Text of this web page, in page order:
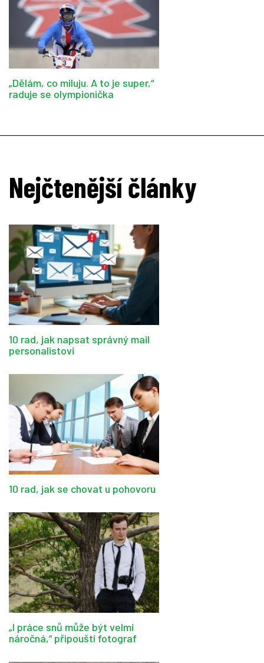
„Dělám, co miluju. A to je super,“
raduje se olympionička
Nejčtenější články
10 rad, jak napsat správný mail
personalistovi
10 rad, jak se chovat u pohovoru
„I práce snů může být velmi
náročná,“ připouští fotograf